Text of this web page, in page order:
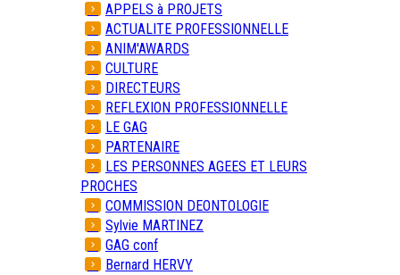
APPELS à PROJETS
ACTUALITE PROFESSIONNELLE
ANIM'AWARDS
CULTURE
DIRECTEURS
REFLEXION PROFESSIONNELLE
LE GAG
PARTENAIRE
LES PERSONNES AGEES ET LEURS
PROCHES
COMMISSION DEONTOLOGIE
Sylvie MARTINEZ
GAG conf
Bernard HERVY